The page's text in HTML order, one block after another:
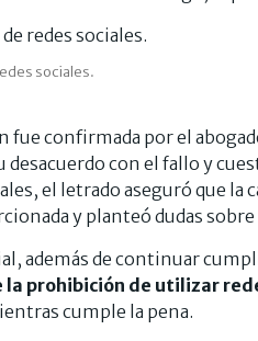
sociales.
fue confirmada por el
desacuerdo con el fallo y
el letrado aseguró que la
y planteó dudas
además de continuar
prohibición de utilizar
cumple la pena.